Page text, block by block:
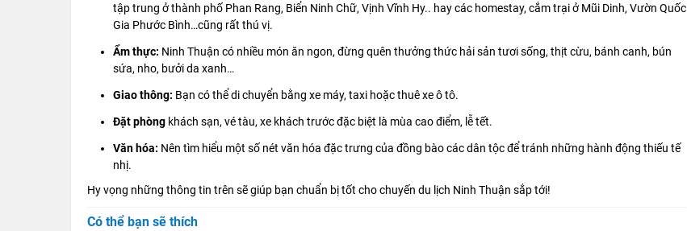
tập trung ở thành phố Phan Rang, Biển Ninh Chữ, Vịnh Vĩnh Hy.. hay các homestay, cắm trại ở Mũi Dinh, Vườn Quốc
Gia Phước Bình…cũng rất thú vị.
Ẩm thực: Ninh Thuận có nhiều món ăn ngon, đừng quên thưởng thức hải sản tươi sống, thịt cừu, bánh canh, bún
sứa, nho, bưởi da xanh…
Giao thông: Bạn có thể di chuyển bằng xe máy, taxi hoặc thuê xe ô tô.
Đặt phòng khách sạn, vé tàu, xe khách trước đặc biệt là mùa cao điểm, lễ tết.
Văn hóa: Nên tìm hiểu một số nét văn hóa đặc trưng của đồng bào các dân tộc để tránh những hành động thiếu tế
nhị.
Hy vọng những thông tin trên sẽ giúp bạn chuẩn bị tốt cho chuyến du lịch Ninh Thuận sắp tới!
Có thể bạn sẽ thích